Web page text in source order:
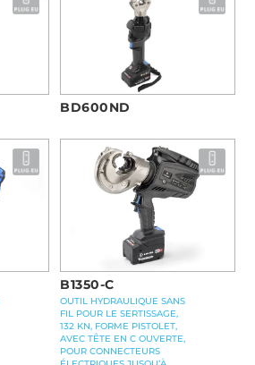
BD600ND
B1350-C
OUTIL HYDRAULIQUE SANS
FIL POUR LE SERTISSAGE,
132 KN, FORME PISTOLET,
AVEC TÊTE EN C OUVERTE,
POUR CONNECTEURS